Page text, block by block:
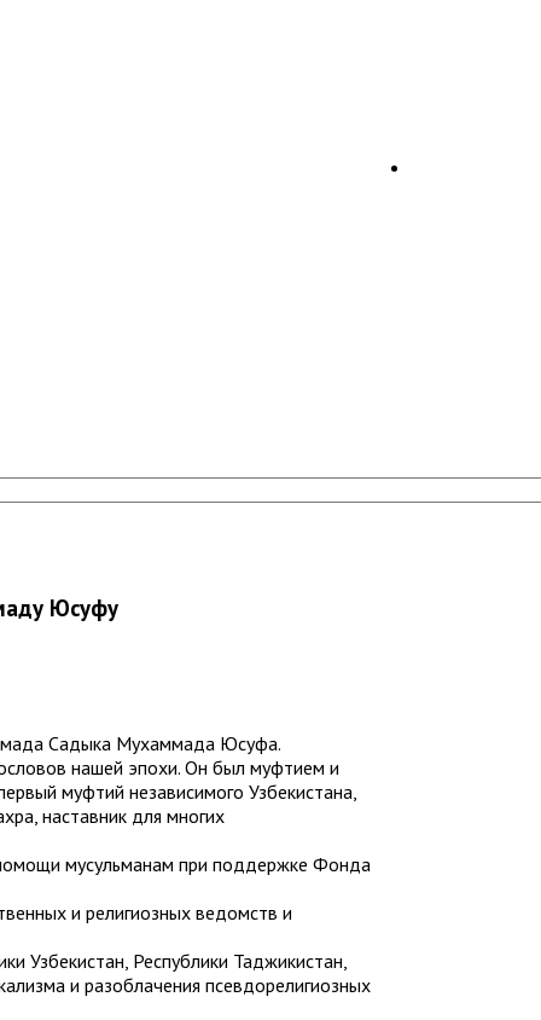
Юсуфу
Садыка Мухаммада Юсуфа.
нашей эпохи. Он был муфтием и
муфтий независимого Узбекистана,
наставник для многих
мусульманам при поддержке Фонда
и религиозных ведомств и
Узбекистан, Республики Таджикистан,
и разоблачения псевдорелигиозных